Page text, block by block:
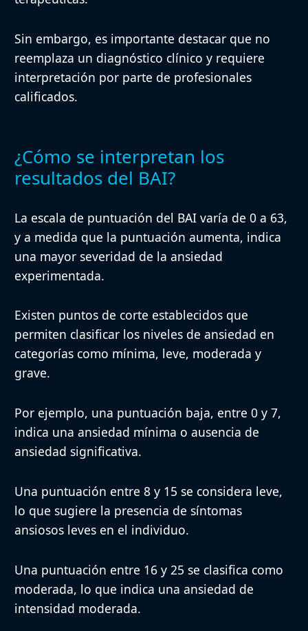
Sin embargo, es importante destacar que no
reemplaza un diagnóstico clínico y requiere
interpretación por parte de profesionales
calificados.
¿Cómo se interpretan los
resultados del BAI?
La escala de puntuación del BAI varía de 0 a 63,
y a medida que la puntuación aumenta, indica
una mayor severidad de la ansiedad
experimentada.
Existen puntos de corte establecidos que
permiten clasificar los niveles de ansiedad en
categorías como mínima, leve, moderada y
grave.
Por ejemplo, una puntuación baja, entre 0 y 7,
indica una ansiedad mínima o ausencia de
ansiedad significativa.
Una puntuación entre 8 y 15 se considera leve,
lo que sugiere la presencia de síntomas
ansiosos leves en el individuo.
Una puntuación entre 16 y 25 se clasifica como
moderada, lo que indica una ansiedad de
intensidad moderada.